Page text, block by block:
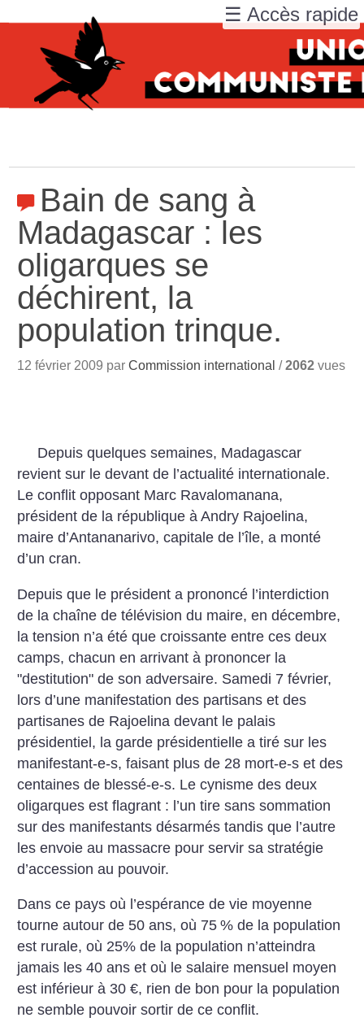
Bain de sang à
Madagascar : les
oligarques se
déchirent, la
population trinque.
12 février 2009 parCommission international /2062 vues
Depuis quelques semaines, Madagascar
revient sur le devant de l’actualité internationale.
Le conflit opposant Marc Ravalomanana,
président de la république à Andry Rajoelina,
maire d’Antananarivo, capitale de l’île, a monté
d’un cran.
Depuis que le président a prononcé l’interdiction
de la chaîne de télévision du maire, en décembre,
la tension n’a été que croissante entre ces deux
camps, chacun en arrivant à prononcer la
"destitution" de son adversaire. Samedi 7 février,
lors d’une manifestation des partisans et des
partisanes de Rajoelina devant le palais
présidentiel, la garde présidentielle a tiré sur les
manifestant-e-s, faisant plus de 28 mort-e-s et des
centaines de blessé-e-s. Le cynisme des deux
oligarques est flagrant : l’un tire sans sommation
sur des manifestants désarmés tandis que l’autre
les envoie au massacre pour servir sa stratégie
d’accession au pouvoir.
Dans ce pays où l’espérance de vie moyenne
tourne autour de 50 ans, où 75 % de la population
est rurale, où 25% de la population n’atteindra
jamais les 40 ans et où le salaire mensuel moyen
est inférieur à 30 €, rien de bon pour la population
ne semble pouvoir sortir de ce conflit.
☰ Accès rapide